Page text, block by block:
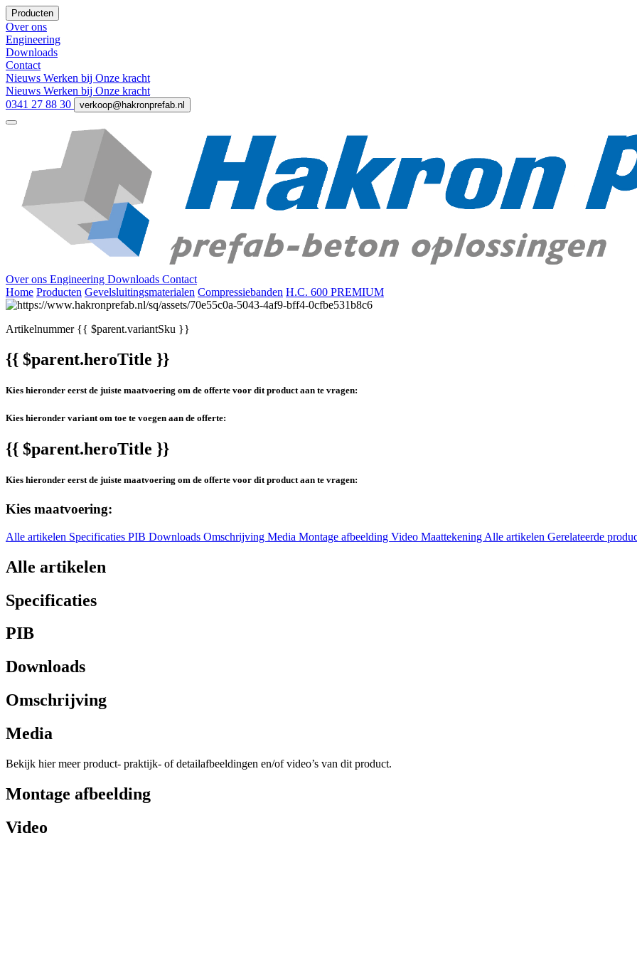
Producten
Over ons
Engineering
Downloads
Contact
Nieuws Werken bij Onze kracht
Nieuws Werken bij Onze kracht
0341 27 88 30
verkoop@hakronprefab.nl
Over ons Engineering Downloads Contact
Home Producten Gevelsluitingsmaterialen Compressiebanden H.C. 600 PREMIUM
Artikelnummer{{ $parent.variantSku }}
{{ $parent.heroTitle }}
Kies hieronder eerst de juiste maatvoering om de offerte voor dit product aan te vragen:
Kies hieronder variant om toe te voegen aan de offerte:
{{ $parent.heroTitle }}
Kies hieronder eerst de juiste maatvoering om de offerte voor dit product aan te vragen:
Kies maatvoering:
Alle artikelen Specificaties PIB Downloads Omschrijving Media Montage afbeelding Video Maattekening Alle artikelen Gerelateerde
Alle artikelen
Specificaties
PIB
Downloads
Omschrijving
Media
Bekijk hier meer product- praktijk- of detailafbeeldingen en/of video’s van dit product.
Montage afbeelding
Video